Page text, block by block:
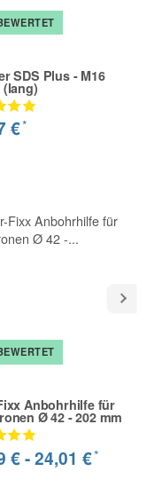
SDS Plus - M16
€*
Anbohrhilfe für
Ø 42 - 202 mm
€ -24,01 €*